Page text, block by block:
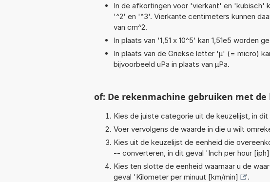
In de afkortingen voor 'vierkant' en 'kubisch'
'^2' en '^3'. Vierkante centimeters kunnen
van cm^2.
In plaats van '1,51 x 10^5' kan 1,51e5
In plaats van de Griekse letter 'µ' (= micro)
bijvoorbeeld uPa in plaats van µPa.
of: De rekenmachine gebruiken met de
Kies de juiste categorie uit de keuzelijst, in dit
Voer vervolgens de waarde in die u wilt
Kies uit de keuzelijst de eenheid die
-- converteren, in dit geval 'Inch per hour [iph]
Kies ten slotte de eenheid waarnaar u de
geval 'Kilometer per minuut [km/min] '.